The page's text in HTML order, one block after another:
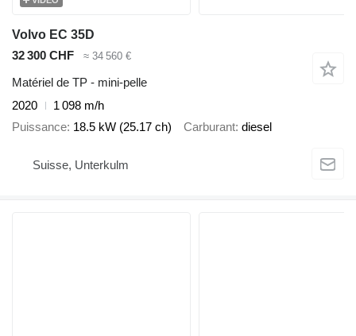
Volvo EC 35D
32 300 CHF
≈ 34 560 €
Matériel de TP - mini-pelle
2020
1 098 m/h
Puissance 18.5 kW (25.17 ch) Carburant diesel
Suisse, Unterkulm